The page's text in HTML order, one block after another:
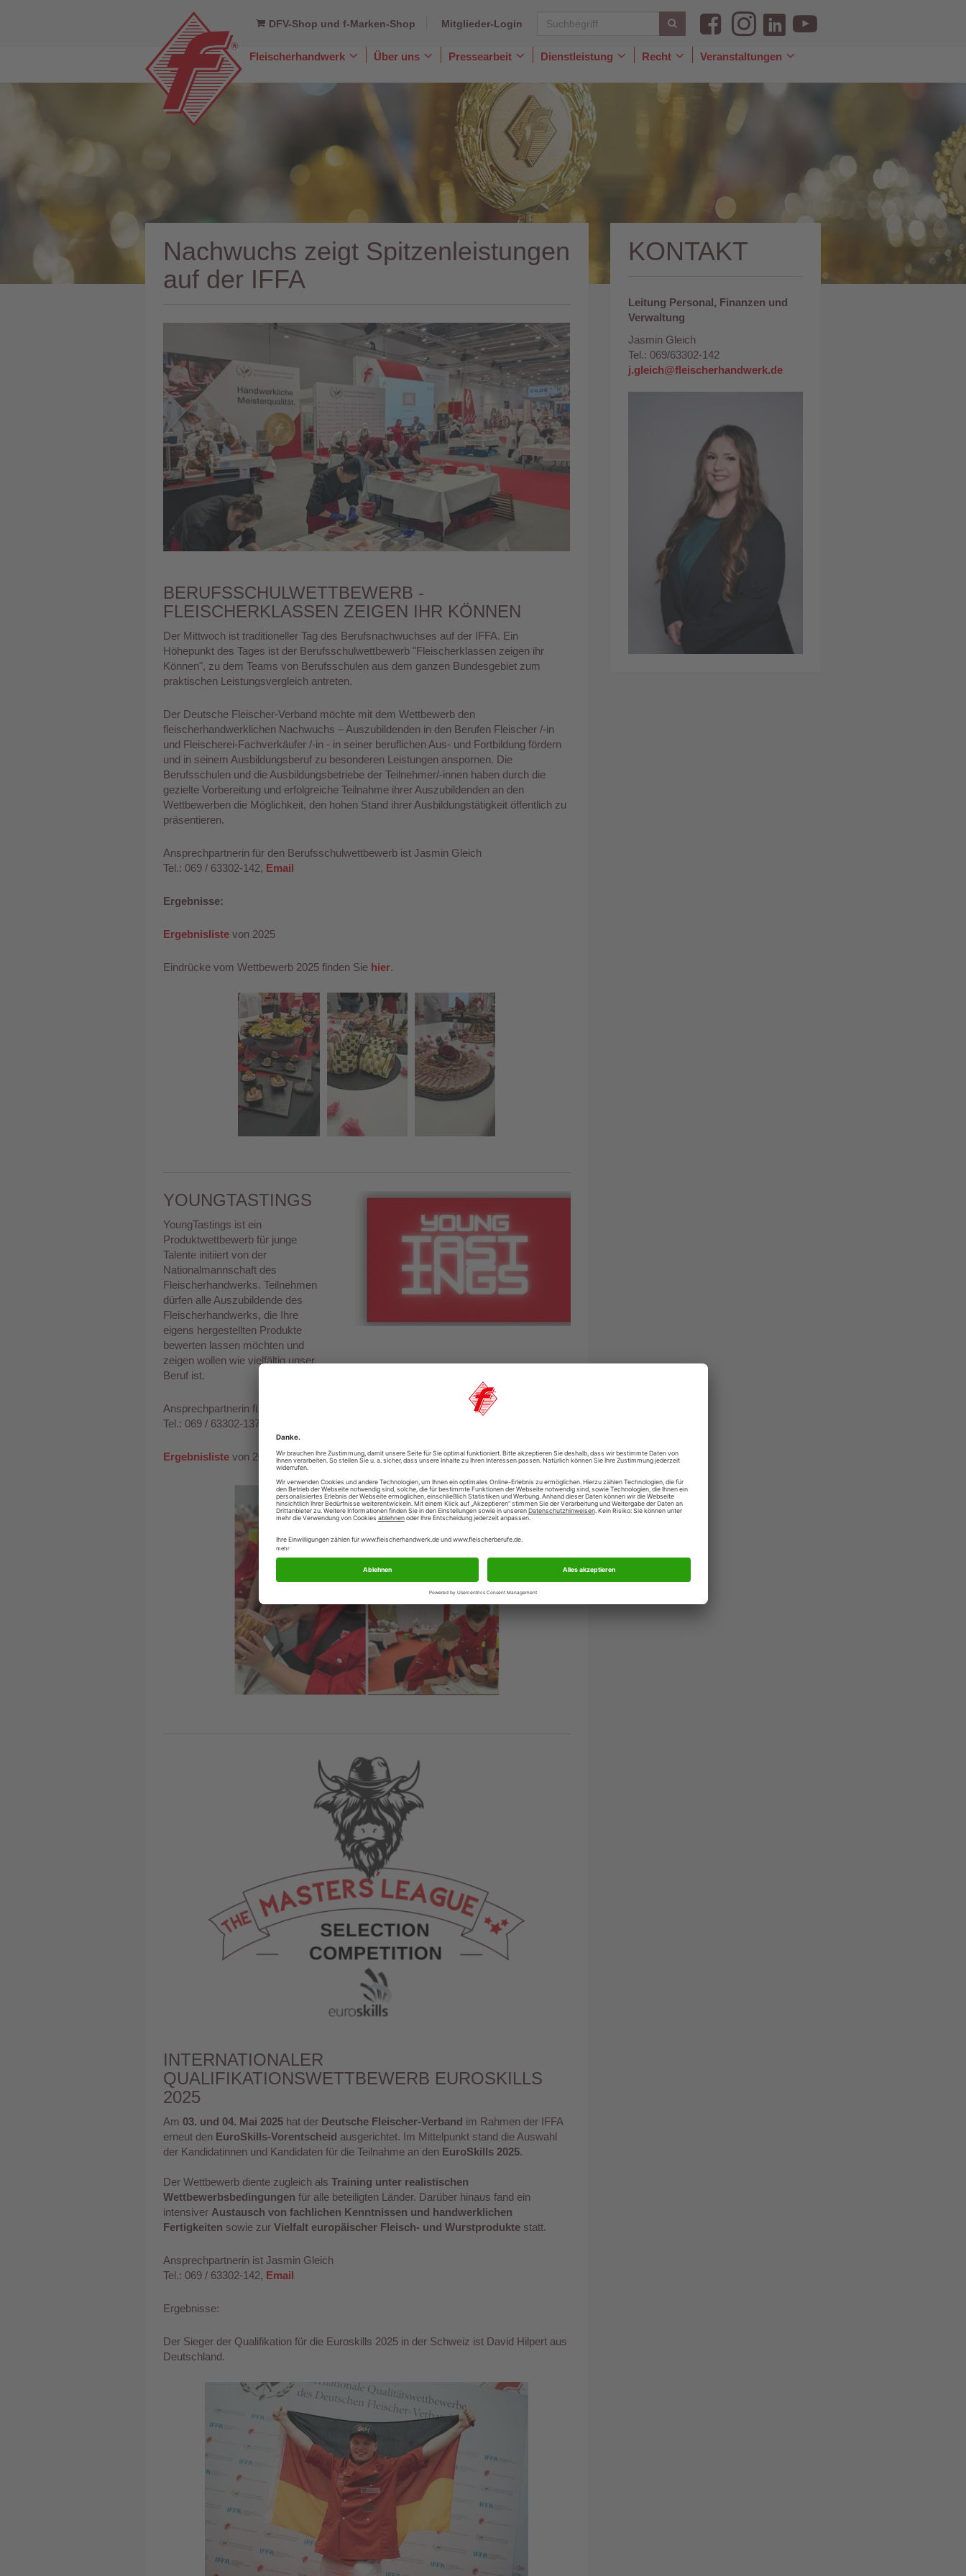
DFV-Shop und f-Marken-Shop Mitglieder-Login
Fleischerhandwerk
ToggleÜber uns
TogglePressearbeit
ToggleDienstleistung
ToggleRecht
ToggleVeranstaltungen
Toggle
Nachwuchs zeigt Spitzenleistungen
auf der IFFA
BERUFSSCHULWETTBEWERB -
FLEISCHERKLASSEN ZEIGEN IHR KÖNNEN
Der Mittwoch ist traditioneller Tag des Berufsnachwuchses auf der IFFA. Ein
Höhepunkt des Tages ist der Berufsschulwettbewerb "Fleischerklassen zeigen ihr
Können", zu dem Teams von Berufsschulen aus dem ganzen Bundesgebiet zum
praktischen Leistungsvergleich antreten.
Der Deutsche Fleischer-Verband möchte mit dem Wettbewerb den
fleischerhandwerklichen Nachwuchs – Auszubildenden in den Berufen Fleischer /-in
und Fleischerei-Fachverkäufer /-in - in seiner beruflichen Aus- und Fortbildung fördern
und in seinem Ausbildungsberuf zu besonderen Leistungen anspornen. Die
Berufsschulen und die Ausbildungsbetriebe der Teilnehmer/-innen haben durch die
gezielte Vorbereitung und erfolgreiche Teilnahme ihrer Auszubildenden an den
Wettbewerben die Möglichkeit, den hohen Stand ihrer Ausbildungstätigkeit öffentlich zu
präsentieren.
Ansprechpartnerin für den Berufsschulwettbewerb ist Jasmin Gleich
Tel.: 069 / 63302-142, Email
Ergebnisse:
Ergebnisliste von 2025
Eindrücke vom Wettbewerb 2025 finden Sie hier.
YOUNGTASTINGS
YoungTastings ist ein
Produktwettbewerb für junge
Talente initiiert von der
Nationalmannschaft des
Fleischerhandwerks. Teilnehmen
dürfen alle Auszubildende des
Fleischerhandwerks, die Ihre
eigens hergestellten Produkte
bewerten lassen möchten und
zeigen wollen wie vielfältig unser
Beruf ist.
Ansprechpartnerin für den YoungTastings Wettbewerb ist Melanie Putsche
Tel.: 069 / 63302-137,
Ergebnisliste von 2025
INTERNATIONALER
QUALIFIKATIONSWETTBEWERB EUROSKILLS
2025
Am 03. und 04. Mai 2025 hat der Deutsche Fleischer-Verband im Rahmen der IFFA
erneut den EuroSkills-Vorentscheid ausgerichtet. Im Mittelpunkt stand die Auswahl
der Kandidatinnen und Kandidaten für die Teilnahme an den EuroSkills 2025.
Der Wettbewerb diente zugleich als Training unter realistischen
Wettbewerbsbedingungen für alle beteiligten Länder. Darüber hinaus fand ein
intensiver Austausch von fachlichen Kenntnissen und handwerklichen
Fertigkeiten sowie zur Vielfalt europäischer Fleisch- und Wurstprodukte statt.
Ansprechpartnerin ist Jasmin Gleich
Tel.: 069 / 63302-142, Email
Ergebnisse:
Der Sieger der Qualifikation für die Euroskills 2025 in der Schweiz ist David Hilpert aus
Deutschland.
KONTAKT
Leitung Personal, Finanzen und
Verwaltung
Jasmin Gleich
Tel.: 069/63302-142
j.gleich@fleischerhandwerk.de